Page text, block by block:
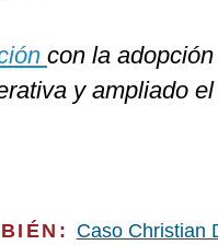
con la
y ampliado
Caso Christian